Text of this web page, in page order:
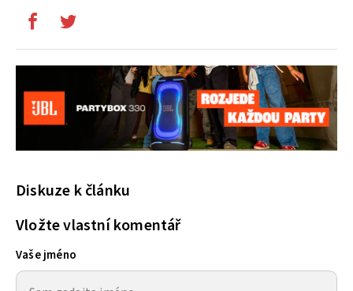
Diskuze k článku
Vložte vlastní komentář
Vaše jméno